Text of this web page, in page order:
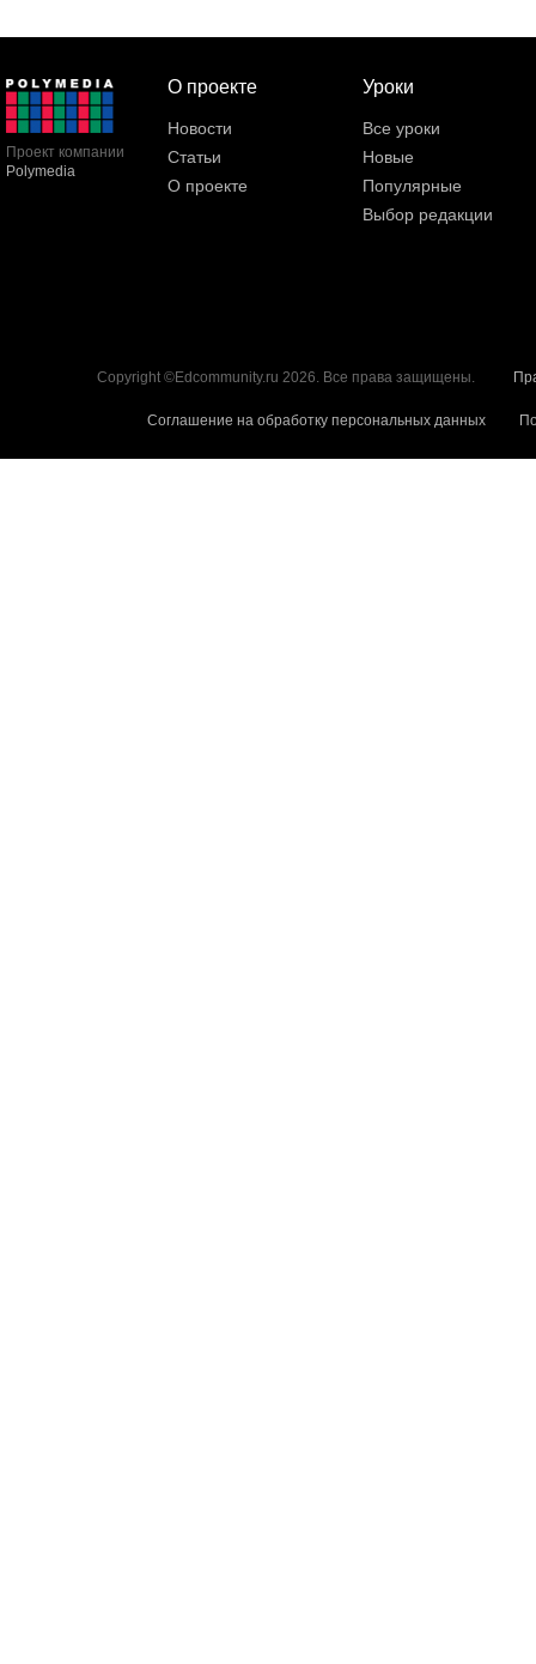
Проект компании
Polymedia
О проекте
Новости
Статьи
О проекте
Уроки
Все уроки
Новые
Популярные
Выбор редакции
Copyright ©Edcommunity.ru 2026. Все права защищены.
Соглашение на обработку персональных данных